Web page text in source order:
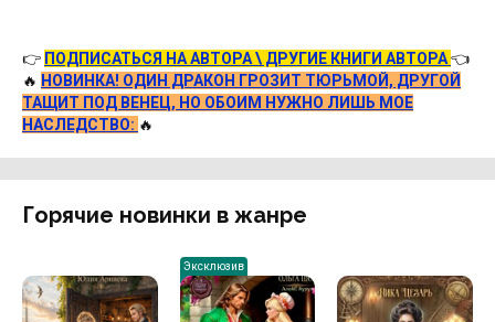
👉 ПОДПИСАТЬСЯ НА АВТОРА \ ДРУГИЕ КНИГИ АВТОРА👈
🔥 НОВИНКА! ОДИН ДРАКОН ГРОЗИТ ТЮРЬМОЙ, ДРУГОЙ
ТАЩИТ ПОД ВЕНЕЦ, НО ОБОИМ НУЖНО ЛИШЬ МОЕ
НАСЛЕДСТВО: 🔥
Горячие новинки в жанре
Эксклюзив